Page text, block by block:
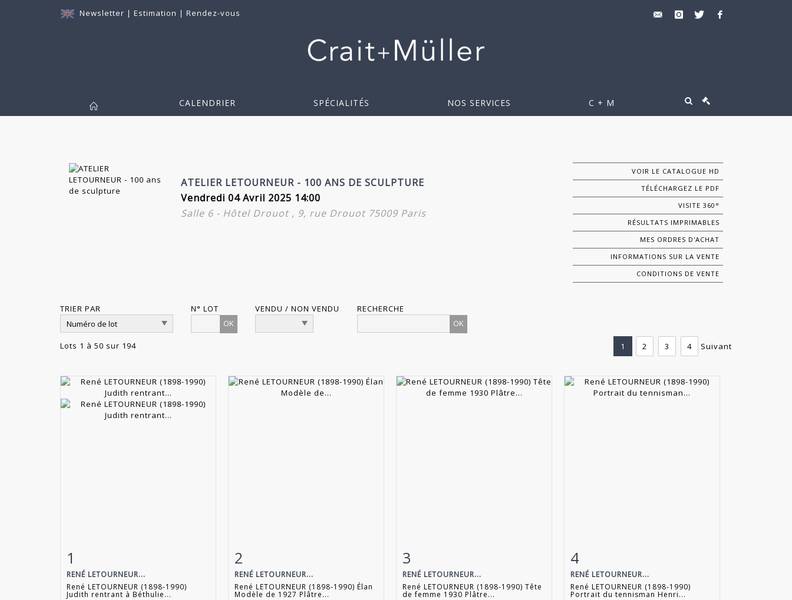
Newsletter | Estimation | Rendez-vous
CALENDRIER SPÉCIALITÉS NOS SERVICES C + M
ATELIER LETOURNEUR - 100 ANS DE SCULPTURE
Vendredi 04 Avril 2025 14:00
Salle 6 - Hôtel Drouot , 9, rue Drouot 75009 Paris
VOIR LE CATALOGUE HD
TÉLÉCHARGEZ LE PDF
VISITE 360°
RÉSULTATS IMPRIMABLES
MES ORDRES D'ACHAT
INFORMATIONS SUR LA VENTE
CONDITIONS DE VENTE
TRIER PAR
N° LOT
OK
VENDU / NON VENDU RECHERCHE
Lots 1 à 50 sur 194 1 2 3 4 Suivant
1
RENÉ LETOURNEUR...
René LETOURNEUR (1898-1990)
Judith rentrant à Béthulie...
Fiche détaillée
2
RENÉ LETOURNEUR...
René LETOURNEUR (1898-1990) Élan
Modèle de 1927 Plâtre...
Fiche détaillée
3
RENÉ LETOURNEUR...
René LETOURNEUR (1898-1990) Tête
de femme 1930 Plâtre...
Fiche détaillée
4
RENÉ LETOURNEUR...
René LETOURNEUR (1898-1990)
Portrait du tennisman Henri...